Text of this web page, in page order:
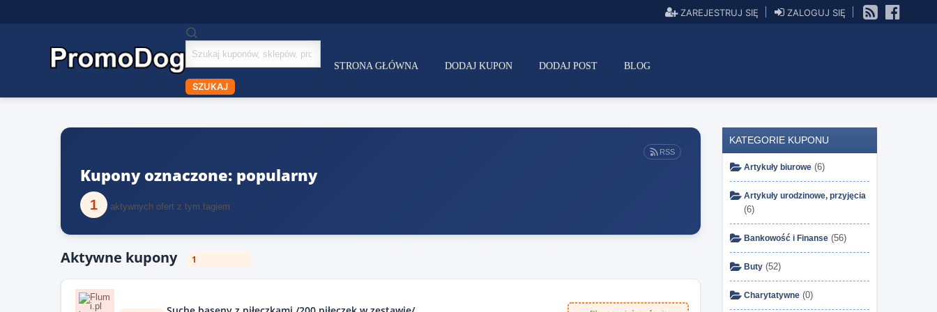
ZAREJESTRUJ SIĘ
ZALOGUJ SIĘ
Szukaj
kuponów
SZUKAJ
STRONA GŁÓWNA DODAJ KUPON DODAJ POST BLOG
RSS
Kupony oznaczone: popularny
1 aktywnych ofert z tym tagiem
Aktywne kupony 1
KATEGORIE KUPONU
Artykuły biurowe (6)
Artykuły urodzinowe, przyjęcia
(6)
Bankowość i Finanse (56)
Buty (52)
Charytatywne (0)